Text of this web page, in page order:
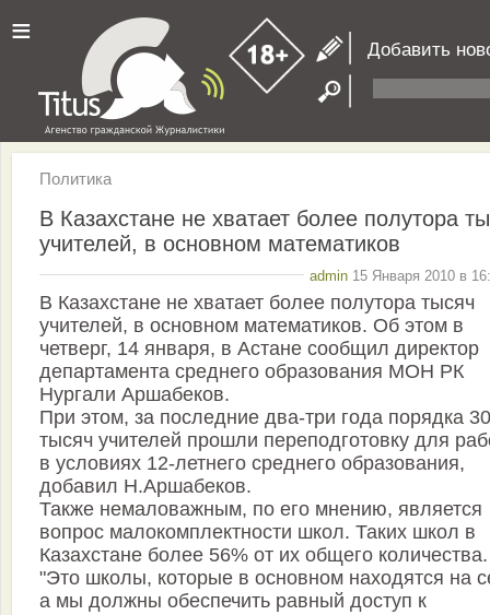
≡ Добавить
Политика
В Казахстане не хватает более полутора
учителей, в основном математиков
admin 15 Января 2010 в
В Казахстане не хватает более полутора тысяч
учителей, в основном математиков. Об этом в
четверг, 14 января, в Астане сообщил директор
департамента среднего образования МОН РК
Нургали Аршабеков.
При этом, за последние два-три года порядка 30
тысяч учителей прошли переподготовку для
в условиях 12-летнего среднего образования,
добавил Н.Аршабеков.
Также немаловажным, по его мнению, является
вопрос малокомплектности школ. Таких школ в
Казахстане более 56% от их общего количества.
"Это школы, которые в основном находятся на
а мы должны обеспечить равный доступ к